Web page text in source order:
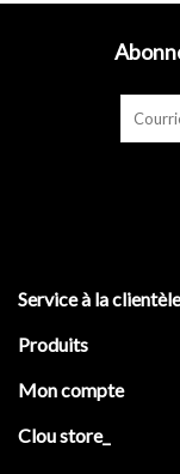
Service à la clientèle
Produits
Mon compte
Clou store_